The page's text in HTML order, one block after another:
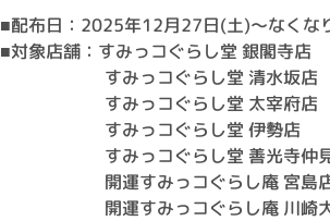
■配布日：2025年12月27日(土)～なくな
■対象店舗：すみっコぐらし堂 銀閣寺店
すみっコぐらし堂 清水坂店
すみっコぐらし堂 太宰府店
すみっコぐらし堂 伊勢店
すみっコぐらし堂 善光寺仲見
開運すみっコぐらし庵 宮島
開運すみっコぐらし庵 川崎大